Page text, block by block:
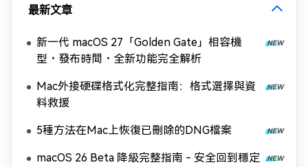
最新文章
新一代 macOS 27「Golden Gate」相容機
型・發布時間・全新功能完全解析
Mac外接硬碟格式化完整指南：格式選擇與資
料救援
5種方法在Mac上恢復已刪除的DNG檔案
macOS 26 Beta 降級完整指南 - 安全回到穩定